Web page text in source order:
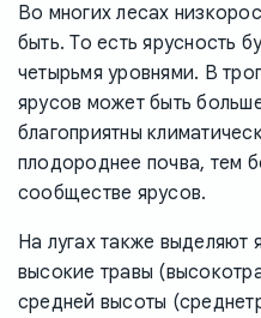
Во многих лесах
быть. То есть ярусность
четырьмя уровнями. В
ярусов может быть
благоприятны
плодороднее почва, тем
сообществе ярусов.
На лугах также
высокие травы
средней высоты